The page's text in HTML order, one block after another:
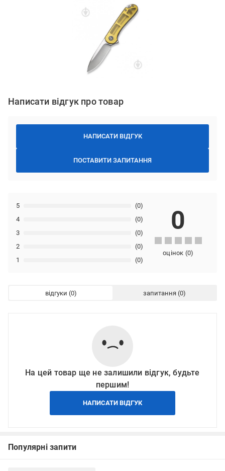
Написати відгук про товар
НАПИСАТИ ВІДГУК
ПОСТАВИТИ ЗАПИТАННЯ
1 (0)
2 (0)
3 (0)
4 (0)
5 (0)
0
оцінок (0)
відгуки запитання
На цей товар ще не залишили відгук, будьте
першим!
НАПИСАТИ ВІДГУК
Популярні запити